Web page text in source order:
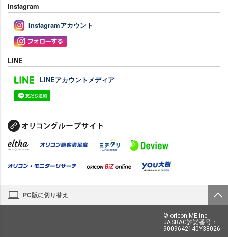
Instagram
Instagramアカウント
LINE
LINEアカウントメディア
PC版に切り替え
© oricon ME inc.
JASRAC許諾番号：
9009642140Y38026